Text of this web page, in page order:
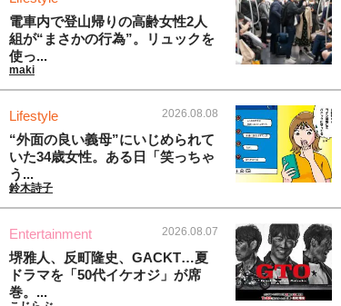
電車内で登山帰りの高齢女性2人
組が“まさかの行為”。リュックを
使っ...
maki
Lifestyle 2026.08.08
“外面の良い義母”にいじめられて
いた34歳女性。ある日「笑っちゃ
う...
鈴木詩子
Entertainment 2026.08.07
堺雅人、反町隆史、GACKT…夏
ドラマを「50代イケオジ」が席
巻。...